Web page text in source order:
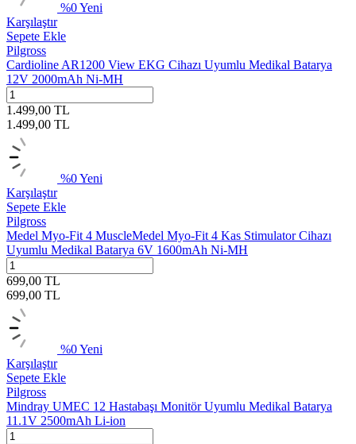
%0Yeni
Karşılaştır
Sepete Ekle
Pilgross
Cardioline AR1200 View EKG Cihazı Uyumlu Medikal Batarya
12V 2000mAh Ni-MH
1.499,00 TL
1.499,00 TL
%0Yeni
Karşılaştır
Sepete Ekle
Pilgross
Medel Myo-Fit 4 MuscleMedel Myo-Fit 4 Kas Stimulator Cihazı
Uyumlu Medikal Batarya 6V 1600mAh Ni-MH
699,00 TL
699,00 TL
%0Yeni
Karşılaştır
Sepete Ekle
Pilgross
Mindray UMEC 12 Hastabaşı Monitör Uyumlu Medikal Batarya
11.1V 2500mAh Li-ion